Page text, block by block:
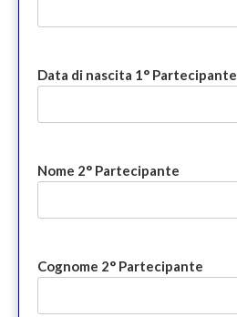
Data di nascita 1° Partecipante
Nome 2° Partecipante
Cognome 2° Partecipante